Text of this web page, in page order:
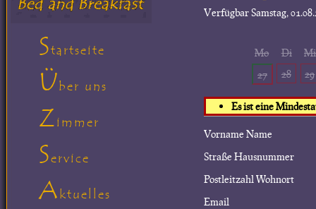
VerfügbarSamstag,
Mo
27
Di
28
Mi
29
Es ist eine
Vorname Name
Straße Hausnummer
Postleitzahl Wohnort
Email
Startseite
Über uns
Zimmer
Service
Aktuelles